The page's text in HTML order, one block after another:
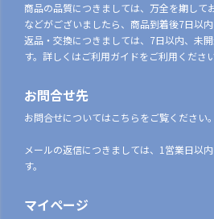
商品の品質につきましては、万全を期して
などがございましたら、商品到着後7日以内
返品・交換につきましては、7日以内、未
す。詳しくはご利用ガイドをご利用ください
お問合せ先
お問合せについてはこちらをご覧ください。
メールの返信につきましては、1営業日以
す。
マイページ